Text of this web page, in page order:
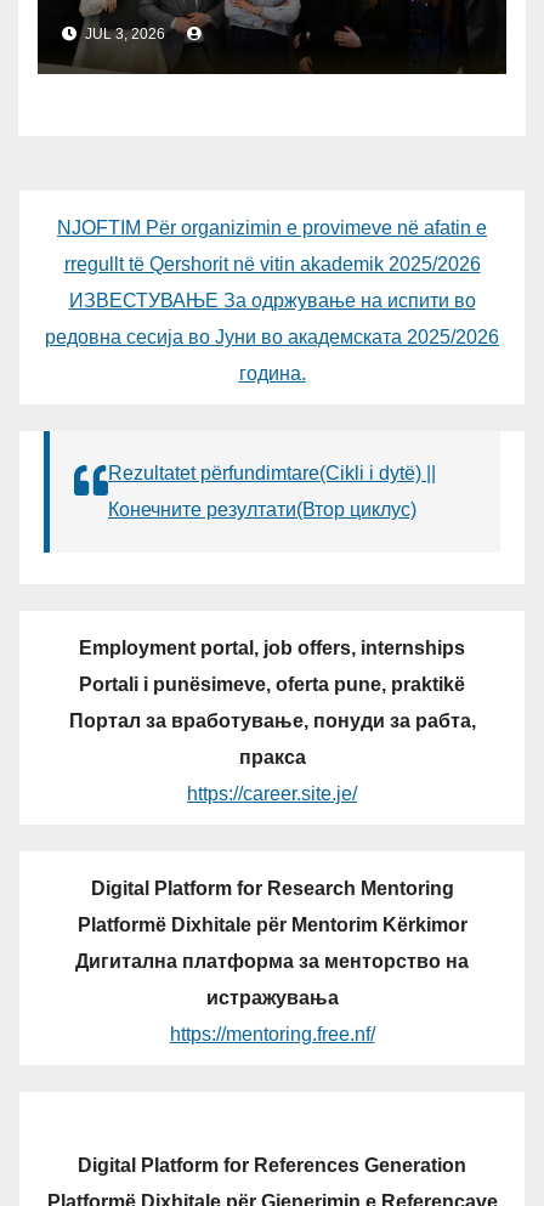
PSYCHOPEDAGOGY CLOSER
TO PUBLIC
JUL 3, 2026
NJOFTIM Për organizimin e provimeve në afatin e
rregullt të Qershorit në vitin akademik 2025/2026
ИЗВЕСТУВАЊЕ За одржување на испити во
редовна сесија во Јуни во академската 2025/2026
година.
Rezultatet përfundimtare(Cikli i dytë) ||
Конечните резултати(Втор циклус)
Employment portal, job offers, internships
Portali i punësimeve, oferta pune, praktikë
Портал за вработување, понуди за рабта,
пракса
https://career.site.je/
Digital Platform for Research Mentoring
Platformë Dixhitale për Mentorim Kërkimor
Дигитална платформа за менторство на
истражувања
https://mentoring.free.nf/
Digital Platform for References Generation
Platformë Dixhitale për Gjenerimin e Referencave